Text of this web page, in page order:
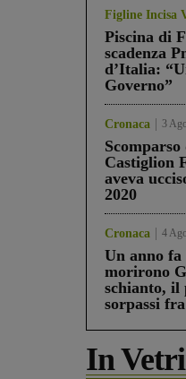
Figline Incisa
Piscina di
scadenza
d’Italia:
Governo”
Cronaca 3
Castiglion
aveva
2020
Cronaca 4
Un anno
morirono
schianto, il
sorpassi
In